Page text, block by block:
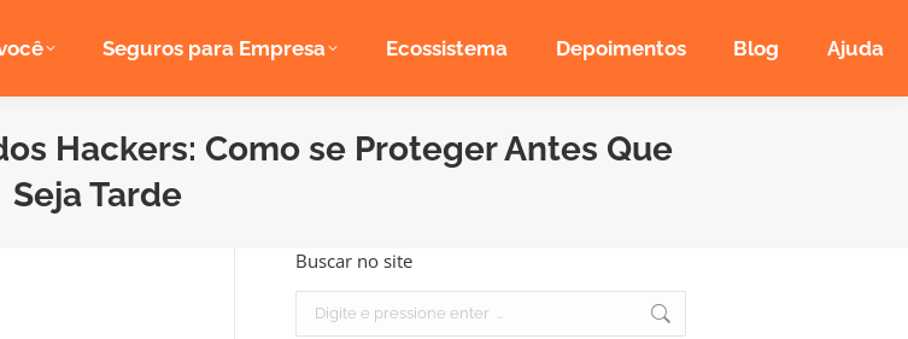
Seguros para Empresa Ecossistema Depoimentos Blog Ajuda
Hackers: Como se Proteger Antes Que
Seja Tarde
Buscar no site
Search: